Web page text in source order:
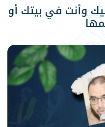
وأنت في بيتك أو